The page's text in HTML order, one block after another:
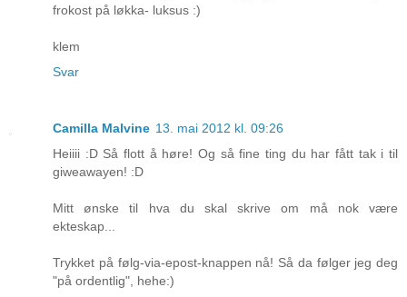
frokost på løkka- luksus :)
klem
Svar
Camilla Malvine 13. mai 2012 kl. 09:26
Heiiii :D Så flott å høre! Og så fine ting du har fått tak i til
giweawayen! :D
Mitt ønske til hva du skal skrive om må nok være
ekteskap...
Trykket på følg-via-epost-knappen nå! Så da følger jeg deg
"på ordentlig", hehe:)